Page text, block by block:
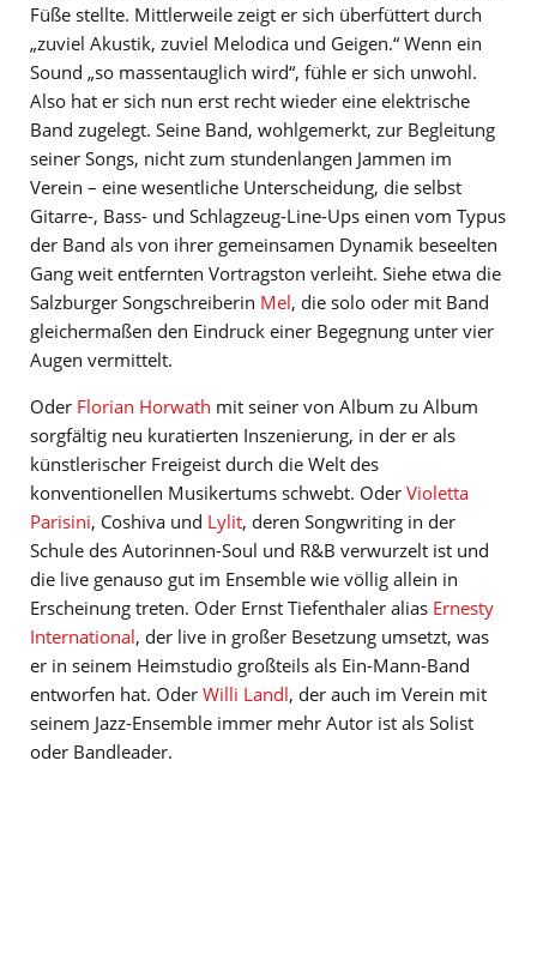
Füße stellte. Mittlerweile zeigt er sich überfüttert durch
„zuviel Akustik, zuviel Melodica und Geigen.“ Wenn ein
Sound „so massentauglich wird“, fühle er sich unwohl.
Also hat er sich nun erst recht wieder eine elektrische
Band zugelegt. Seine Band, wohlgemerkt, zur Begleitung
seiner Songs, nicht zum stundenlangen Jammen im
Verein – eine wesentliche Unterscheidung, die selbst
Gitarre-, Bass- und Schlagzeug-Line-Ups einen vom Typus
der Band als von ihrer gemeinsamen Dynamik beseelten
Gang weit entfernten Vortragston verleiht. Siehe etwa die
Salzburger Songschreiberin Mel, die solo oder mit Band
gleichermaßen den Eindruck einer Begegnung unter vier
Augen vermittelt.
Oder Florian Horwath mit seiner von Album zu Album
sorgfältig neu kuratierten Inszenierung, in der er als
künstlerischer Freigeist durch die Welt des
konventionellen Musikertums schwebt. Oder Violetta
Parisini, Coshiva und Lylit, deren Songwriting in der
Schule des Autorinnen-Soul und R&B verwurzelt ist und
die live genauso gut im Ensemble wie völlig allein in
Erscheinung treten. Oder Ernst Tiefenthaler alias Ernesty
International, der live in großer Besetzung umsetzt, was
er in seinem Heimstudio großteils als Ein-Mann-Band
entworfen hat. Oder Willi Landl, der auch im Verein mit
seinem Jazz-Ensemble immer mehr Autor ist als Solist
oder Bandleader.